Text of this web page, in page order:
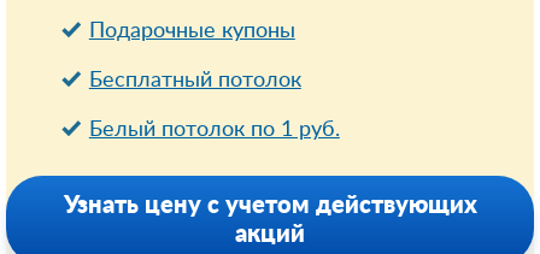
Подарочные купоны
Бесплатный потолок
Белый потолок по 1 руб.
Узнать цену с учетом действующих
акций